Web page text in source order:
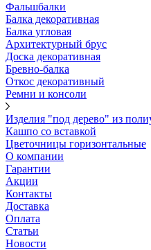
Фальшбалки
Балка декоративная
Балка угловая
Архитектурный брус
Доска декоративная
Бревно-балка
Откос декоративный
Ремни и консоли
Изделия "под дерево" из
Кашпо со вставкой
Цветочницы горизонтальные
О компании
Гарантии
Акции
Контакты
Доставка
Оплата
Статьи
Новости